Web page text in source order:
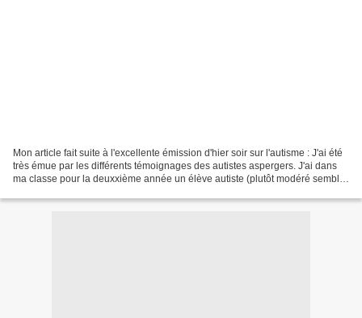
Mon article fait suite à l'excellente émission d'hier soir sur l'autisme : J'ai été
très émue par les différents témoignages des autistes aspergers. J'ai dans
ma classe pour la deuxxième année un élève autiste (plutôt modéré semble-